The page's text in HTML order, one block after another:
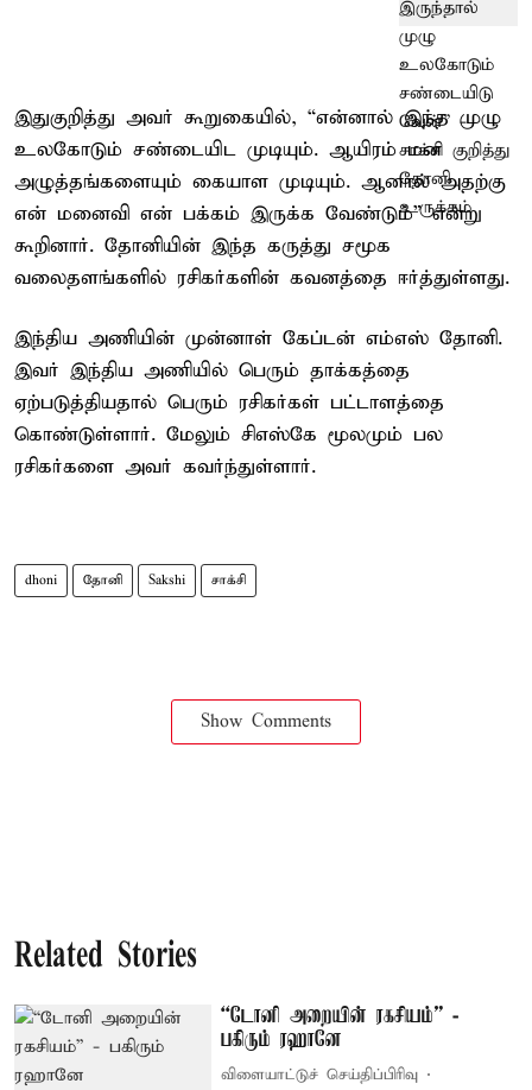
இதுகுறித்து அவர் கூறுகையில், “என்னால் இந்த முழு
உலகோடும் சண்டையிட முடியும். ஆயிரம் மன
அழுத்தங்களையும் கையாள முடியும். ஆனால் அதற்கு
என் மனைவி என் பக்கம் இருக்க வேண்டும்” என்று
கூறினார். தோனியின் இந்த கருத்து சமூக
வலைதளங்களில் ரசிகர்களின் கவனத்தை ஈர்த்துள்ளது.
இந்திய அணியின் முன்னாள் கேப்டன் எம்எஸ் தோனி.
இவர் இந்திய அணியில் பெரும் தாக்கத்தை
ஏற்படுத்தியதால் பெரும் ரசிகர்கள் பட்டாளத்தை
கொண்டுள்ளார். மேலும் சிஎஸ்கே மூலமும் பல
ரசிகர்களை அவர் கவர்ந்துள்ளார்.
dhoni தோனி Sakshi சாக்சி
Show Comments
Related Stories
“டோனி அறையின் ரகசியம்” -
பகிரும் ரஹானே
விளையாட்டுச் செய்திப்பிரிவு